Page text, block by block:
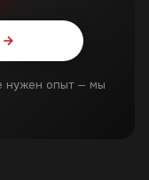
нужен опыт — мы